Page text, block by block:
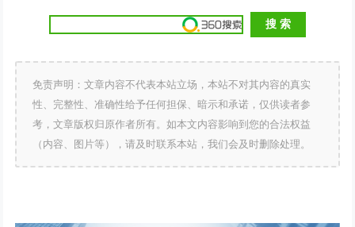
免责声明：文章内容不代表本站立场，本站不对其内容的真实
性、完整性、准确性给予任何担保、暗示和承诺，仅供读者参
考，文章版权归原作者所有。如本文内容影响到您的合法权益
（内容、图片等），请及时联系本站，我们会及时删除处理。